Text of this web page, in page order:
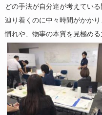
どの手法が自分達が考えている
辿り着くのに中々時間がかかり
慣れや、物事の本質を見極め